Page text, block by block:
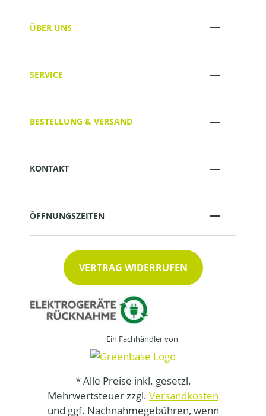
ÜBER UNS
SERVICE
BESTELLUNG & VERSAND
KONTAKT
ÖFFNUNGSZEITEN
VERTRAG WIDERRUFEN
Ein Fachhändler von
* Alle Preise inkl. gesetzl.
Mehrwertsteuer zzgl. Versandkosten
und ggf. Nachnahmegebühren, wenn